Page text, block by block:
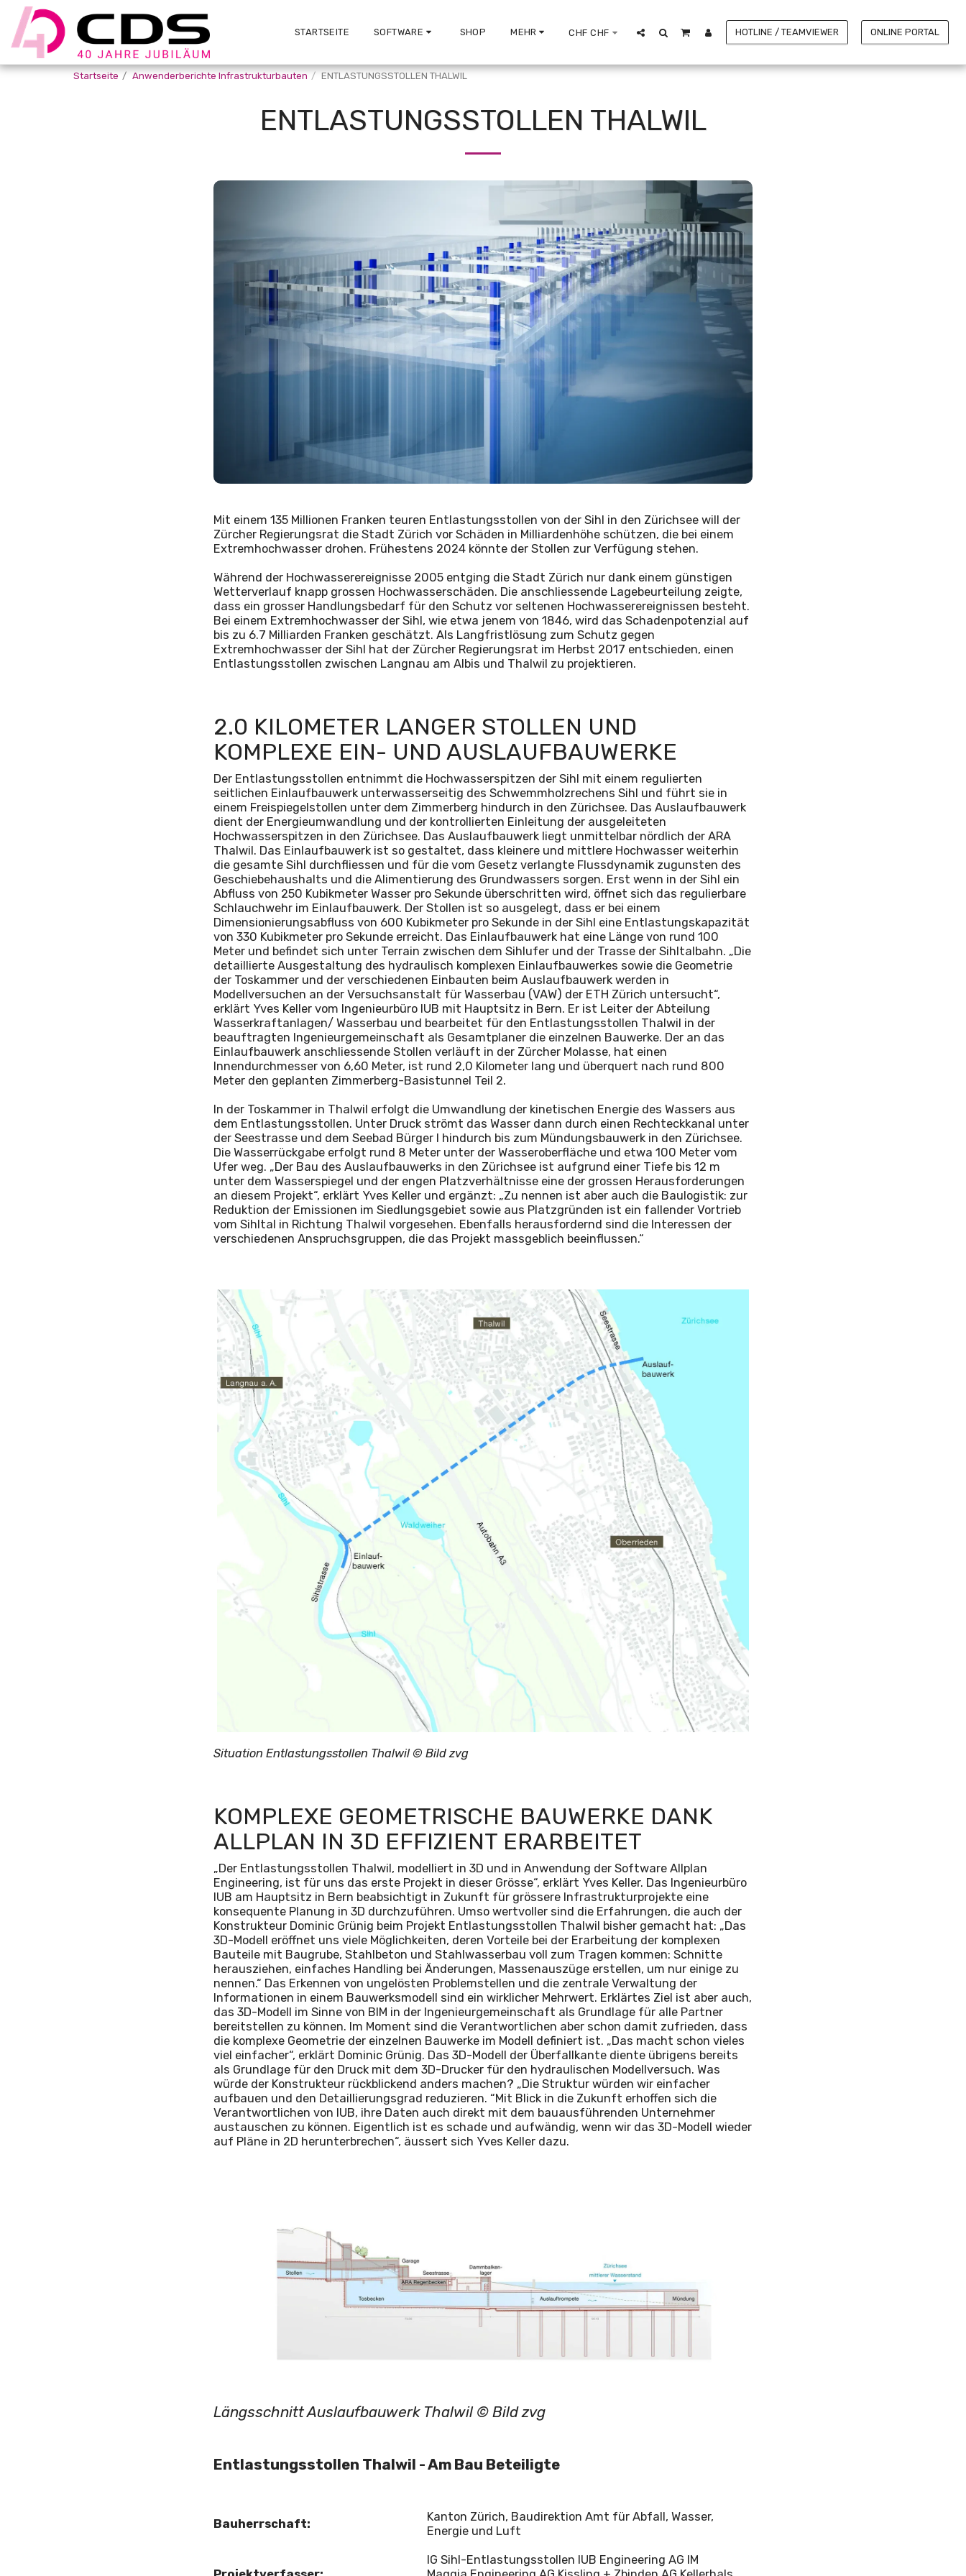
STARTSEITE SOFTWARE SHOP MEHR CHF CHF HOTLINE / TEAMVIEWER ONLINE PORTAL
Startseite Anwenderberichte Infrastrukturbauten ENTLASTUNGSSTOLLEN THALWIL
ENTLASTUNGSSTOLLEN THALWIL
Mit einem 135 Millionen Franken teuren Entlastungsstollen von der Sihl in den Zürichsee will der
Zürcher Regierungsrat die Stadt Zürich vor Schäden in Milliardenhöhe schützen, die bei einem
Extremhochwasser drohen. Frühestens 2024 könnte der Stollen zur Verfügung stehen.
Während der Hochwasserereignisse 2005 entging die Stadt Zürich nur dank einem günstigen
Wetterverlauf knapp grossen Hochwasserschäden. Die anschliessende Lagebeurteilung zeigte,
dass ein grosser Handlungsbedarf für den Schutz vor seltenen Hochwasserereignissen besteht.
Bei einem Extremhochwasser der Sihl, wie etwa jenem von 1846, wird das Schadenpotenzial auf
bis zu 6.7 Milliarden Franken geschätzt. Als Langfristlösung zum Schutz gegen
Extremhochwasser der Sihl hat der Zürcher Regierungsrat im Herbst 2017 entschieden, einen
Entlastungsstollen zwischen Langnau am Albis und Thalwil zu projektieren.
2.0 KILOMETER LANGER STOLLEN UND
KOMPLEXE EIN- UND AUSLAUFBAUWERKE
Der Entlastungsstollen entnimmt die Hochwasserspitzen der Sihl mit einem regulierten
seitlichen Einlaufbauwerk unterwasserseitig des Schwemmholzrechens Sihl und führt sie in
einem Freispiegelstollen unter dem Zimmerberg hindurch in den Zürichsee. Das Auslaufbauwerk
dient der Energieumwandlung und der kontrollierten Einleitung der ausgeleiteten
Hochwasserspitzen in den Zürichsee. Das Auslaufbauwerk liegt unmittelbar nördlich der ARA
Thalwil. Das Einlaufbauwerk ist so gestaltet, dass kleinere und mittlere Hochwasser weiterhin
die gesamte Sihl durchfliessen und für die vom Gesetz verlangte Flussdynamik zugunsten des
Geschiebehaushalts und die Alimentierung des Grundwassers sorgen. Erst wenn in der Sihl ein
Abfluss von 250 Kubikmeter Wasser pro Sekunde überschritten wird, öffnet sich das regulierbare
Schlauchwehr im Einlaufbauwerk. Der Stollen ist so ausgelegt, dass er bei einem
Dimensionierungsabfluss von 600 Kubikmeter pro Sekunde in der Sihl eine Entlastungskapazität
von 330 Kubikmeter pro Sekunde erreicht. Das Einlaufbauwerk hat eine Länge von rund 100
Meter und befindet sich unter Terrain zwischen dem Sihlufer und der Trasse der Sihltalbahn. „Die
detaillierte Ausgestaltung des hydraulisch komplexen Einlaufbauwerkes sowie die Geometrie
der Toskammer und der verschiedenen Einbauten beim Auslaufbauwerk werden in
Modellversuchen an der Versuchsanstalt für Wasserbau (VAW) der ETH Zürich untersucht“,
erklärt Yves Keller vom Ingenieurbüro IUB mit Hauptsitz in Bern. Er ist Leiter der Abteilung
Wasserkraftanlagen/ Wasserbau und bearbeitet für den Entlastungsstollen Thalwil in der
beauftragten Ingenieurgemeinschaft als Gesamtplaner die einzelnen Bauwerke. Der an das
Einlaufbauwerk anschliessende Stollen verläuft in der Zürcher Molasse, hat einen
Innendurchmesser von 6,60 Meter, ist rund 2,0 Kilometer lang und überquert nach rund 800
Meter den geplanten Zimmerberg-Basistunnel Teil 2.
In der Toskammer in Thalwil erfolgt die Umwandlung der kinetischen Energie des Wassers aus
dem Entlastungsstollen. Unter Druck strömt das Wasser dann durch einen Rechteckkanal unter
der Seestrasse und dem Seebad Bürger I hindurch bis zum Mündungsbauwerk in den Zürichsee.
Die Wasserrückgabe erfolgt rund 8 Meter unter der Wasseroberfläche und etwa 100 Meter vom
Ufer weg. „Der Bau des Auslaufbauwerks in den Zürichsee ist aufgrund einer Tiefe bis 12 m
unter dem Wasserspiegel und der engen Platzverhältnisse eine der grossen Herausforderungen
an diesem Projekt“, erklärt Yves Keller und ergänzt: „Zu nennen ist aber auch die Baulogistik: zur
Reduktion der Emissionen im Siedlungsgebiet sowie aus Platzgründen ist ein fallender Vortrieb
vom Sihltal in Richtung Thalwil vorgesehen. Ebenfalls herausfordernd sind die Interessen der
verschiedenen Anspruchsgruppen, die das Projekt massgeblich beeinflussen.“
Situation Entlastungsstollen Thalwil © Bild zvg
KOMPLEXE GEOMETRISCHE BAUWERKE DANK
ALLPLAN IN 3D EFFIZIENT ERARBEITET
„Der Entlastungsstollen Thalwil, modelliert in 3D und in Anwendung der Software Allplan
Engineering, ist für uns das erste Projekt in dieser Grösse“, erklärt Yves Keller. Das Ingenieurbüro
IUB am Hauptsitz in Bern beabsichtigt in Zukunft für grössere Infrastrukturprojekte eine
konsequente Planung in 3D durchzuführen. Umso wertvoller sind die Erfahrungen, die auch der
Konstrukteur Dominic Grünig beim Projekt Entlastungsstollen Thalwil bisher gemacht hat: „Das
3D-Modell eröffnet uns viele Möglichkeiten, deren Vorteile bei der Erarbeitung der komplexen
Bauteile mit Baugrube, Stahlbeton und Stahlwasserbau voll zum Tragen kommen: Schnitte
herausziehen, einfaches Handling bei Änderungen, Massenauszüge erstellen, um nur einige zu
nennen.“ Das Erkennen von ungelösten Problemstellen und die zentrale Verwaltung der
Informationen in einem Bauwerksmodell sind ein wirklicher Mehrwert. Erklärtes Ziel ist aber auch,
das 3D-Modell im Sinne von BIM in der Ingenieurgemeinschaft als Grundlage für alle Partner
bereitstellen zu können. Im Moment sind die Verantwortlichen aber schon damit zufrieden, dass
die komplexe Geometrie der einzelnen Bauwerke im Modell definiert ist. „Das macht schon vieles
viel einfacher“, erklärt Dominic Grünig. Das 3D-Modell der Überfallkante diente übrigens bereits
als Grundlage für den Druck mit dem 3D-Drucker für den hydraulischen Modellversuch. Was
würde der Konstrukteur rückblickend anders machen? „Die Struktur würden wir einfacher
aufbauen und den Detaillierungsgrad reduzieren. “Mit Blick in die Zukunft erhoffen sich die
Verantwortlichen von IUB, ihre Daten auch direkt mit dem bauausführenden Unternehmer
austauschen zu können. Eigentlich ist es schade und aufwändig, wenn wir das 3D-Modell wieder
auf Pläne in 2D herunterbrechen“, äussert sich Yves Keller dazu.
Längsschnitt Auslaufbauwerk Thalwil © Bild zvg
Entlastungsstollen Thalwil - Am Bau Beteiligte
Bauherrschaft:
Kanton Zürich, Baudirektion Amt für Abfall, Wasser,
Energie und Luft
IG Sihl-Entlastungsstollen IUB Engineering AG IM